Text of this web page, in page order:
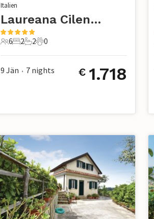
Italien
Laureana Cilento
6 Gäste
6
2 Schlafzimmer
2
2 Badezimmer
2
0 Haustiere
0
9 Jän • 7 nights € 1.718